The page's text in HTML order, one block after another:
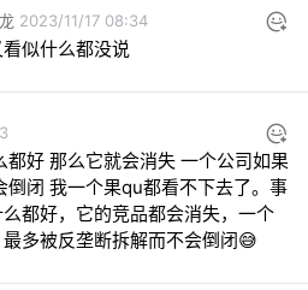
2023/11/17 08:34
似什么都没说
都好 那么它就会消失 一个公司如果
倒闭 我一个果qu都看不下去了。事
都好，它的竞品都会消失，一个
多被反垄断拆解而不会倒闭😅